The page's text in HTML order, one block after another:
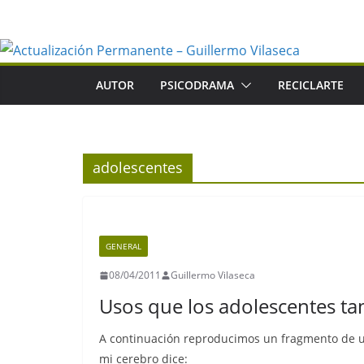
contenido
AUTOR PSICODRAMA RECICLARTE
adolescentes
GENERAL
08/04/2011 Guillermo Vilaseca
Usos que los adolescentes
A continuación reproducimos un fragmento de
mi cerebro dice: